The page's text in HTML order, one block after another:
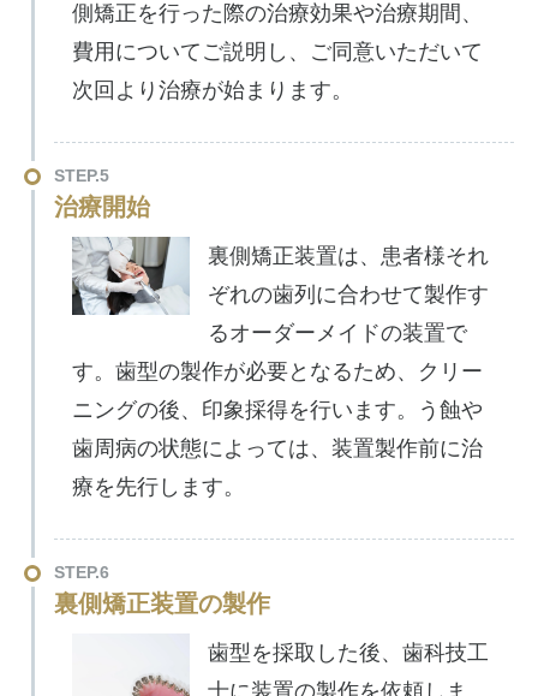
側矯正を行った際の治療効果や治療期間、
費用についてご説明し、ご同意いただいて
次回より治療が始まります。
STEP.5
治療開始
裏側矯正装置は、患者様それ
ぞれの歯列に合わせて製作す
るオーダーメイドの装置で
す。歯型の製作が必要となるため、クリー
ニングの後、印象採得を行います。う蝕や
歯周病の状態によっては、装置製作前に治
療を先行します。
STEP.6
裏側矯正装置の製作
歯型を採取した後、歯科技工